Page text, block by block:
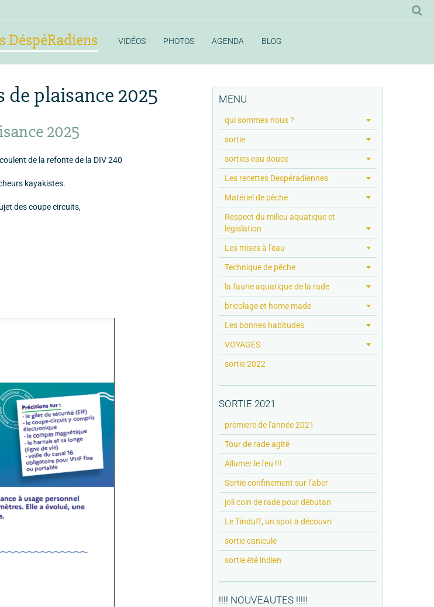
DéspéRadiens VIDÉOS PHOTOS AGENDA BLOG
plaisance 2025
2025
de la refonte de la DIV 240
kayakistes.
des coupe circuits,
MENU
qui sommes nous ?
sortie
sorties eau douce
Les recettes Despéradiennes
Matériel de pêche
Respect du milieu aquatique et
législation
Les mises à l'eau
Technique de pêche
la faune aquatique de la rade
bricolage et home made
Les bonnes habitudes
VOYAGES
sortie 2022
SORTIE 2021
premiere de l'année 2021
Tour de rade agité
Allumer le feu !!!
Sortie confinement sur l’aber
joli coin de rade pour débutan
Le Tinduff, un spot à découvri
sortie canicule
sortie été indien
!!!! NOUVEAUTES !!!!!